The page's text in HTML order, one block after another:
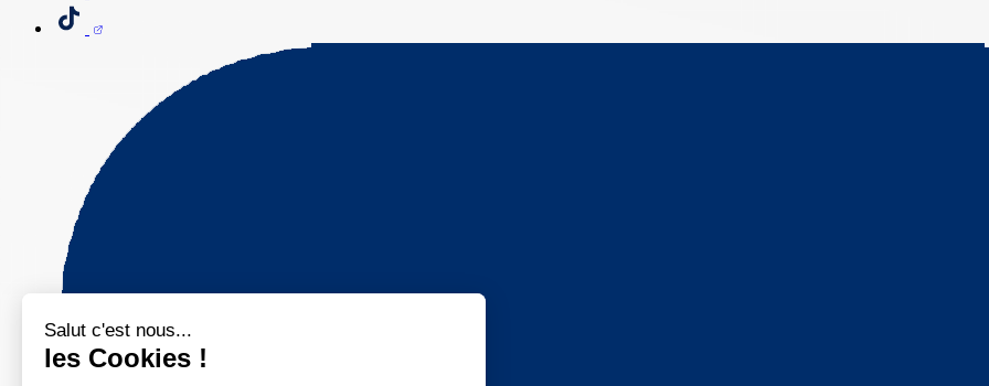
Salut c'est nous...
les Cookies !